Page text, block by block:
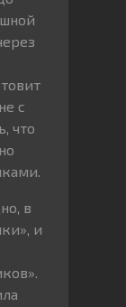
с
что
в
и